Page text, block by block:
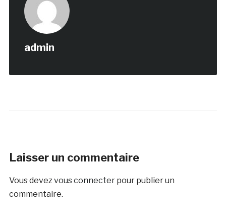
admin
Laisser un commentaire
Vous devezvous connecterpour publier un
commentaire.